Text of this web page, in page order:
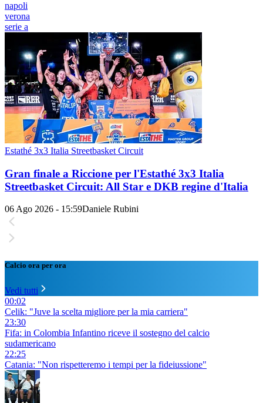
napoli
verona
serie a
Estathé 3x3 Italia Streetbasket Circuit
Gran finale a Riccione per l'Estathé 3x3 Italia
Streetbasket Circuit: All Star e DKB regine d'Italia
06 Ago 2026 - 15:59Daniele Rubini
Calcio ora per ora
Vedi tutti
00:02
Celik: "Juve la scelta migliore per la mia carriera"
23:30
Fifa: in Colombia Infantino riceve il sostegno del calcio
sudamericano
22:25
Catania: "Non rispetteremo i tempi per la fideiussione"